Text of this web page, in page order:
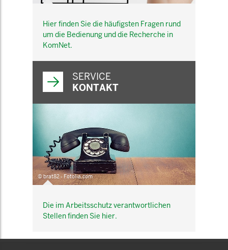
Hier finden Sie die häufigsten Fragen rund
um die Bedienung und die Recherche in
KomNet.
SERVICE
KONTAKT
© brat82 - Fotolia.com
Die im Arbeitsschutz verantwortlichen
Stellen finden Sie hier.